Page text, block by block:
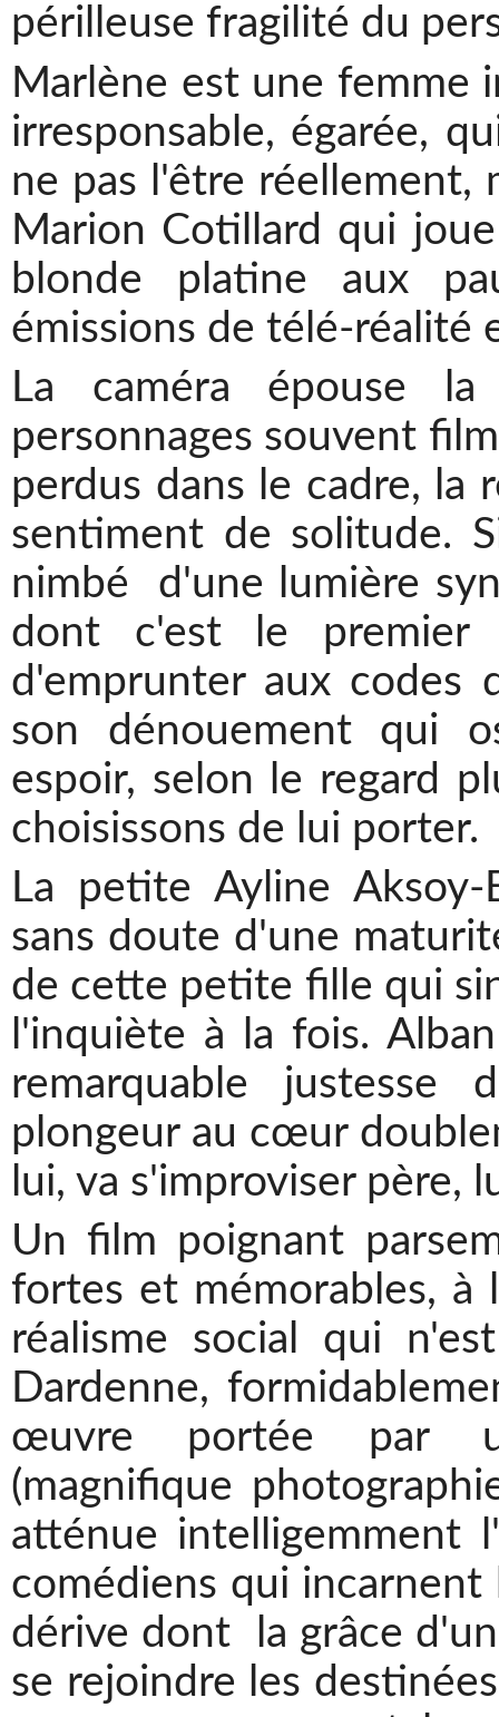
périlleuse fragilité du
Marlène est une femme
irresponsable, égarée,
ne pas l'être réellement,
Marion Cotillard qui
blonde platine aux
émissions de télé-réalité
La caméra épouse
personnages souvent
perdus dans le cadre, la
sentiment de solitude.
nimbé d'une lumière
dont c'est le
d'emprunter aux codes
son dénouement qui
espoir, selon le regard
choisissons de lui porter.
La petite Ayline
sans doute d'une
de cette petite fille qui
l'inquiète à la fois.
remarquable
plongeur au cœur
lui, va s'improviser père,
Un film poignant
fortes et mémorables,
réalisme social qui
Dardenne,
œuvre portée par
(magnifique
atténue intelligemment
comédiens qui
dérive dont la grâce
se rejoindre les